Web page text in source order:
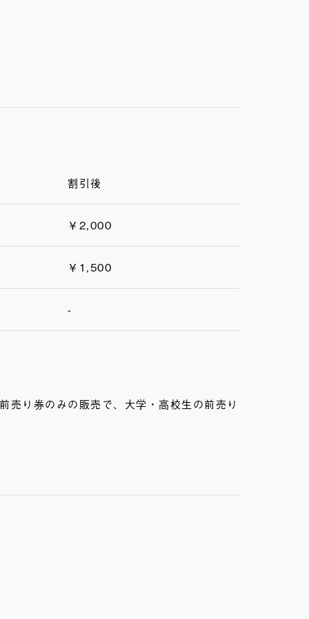
割引後
￥2,000
￥1,500
-
り券のみの販売で、大学・高校生の前売り